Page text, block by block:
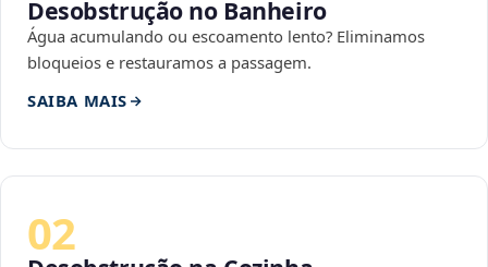
Desobstrução no Banheiro
Água acumulando ou escoamento lento? Eliminamos
bloqueios e restauramos a passagem.
SAIBA MAIS
02